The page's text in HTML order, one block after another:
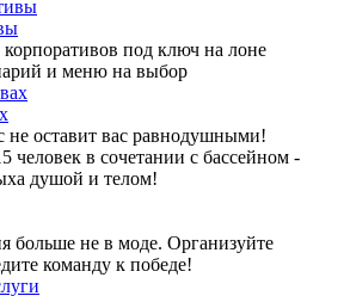
под ключ на лоне
и меню на выбор
оставит вас равнодушными!
человек в сочетании с бассейном -
душой и телом!
больше не в моде. Организуйте
команду к победе!